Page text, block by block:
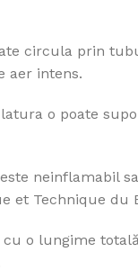
și omologat
circula prin
aer intens.
o poate
neinflamabil
et Technique du
o lungime